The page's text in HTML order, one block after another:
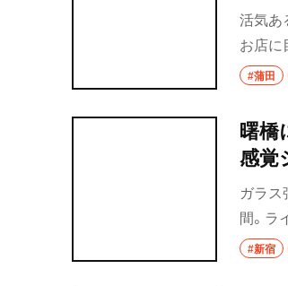
活気あ
お店に
くたに
8月に
#蒲田
曙橋
感覚
ガラス
間。ラ
ープン
#新宿